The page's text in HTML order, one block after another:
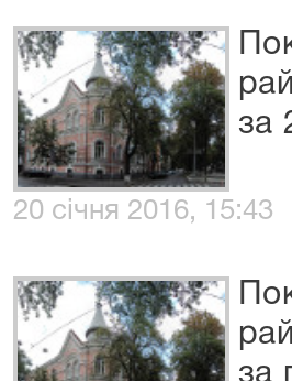
за
20 січня 2016, 15:43
за